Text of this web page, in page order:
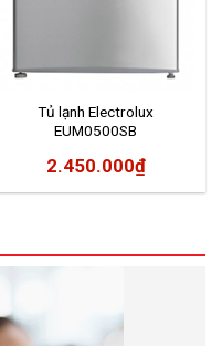
Tủ lạnh Electrolux
EUM0500SB
2.450.000₫